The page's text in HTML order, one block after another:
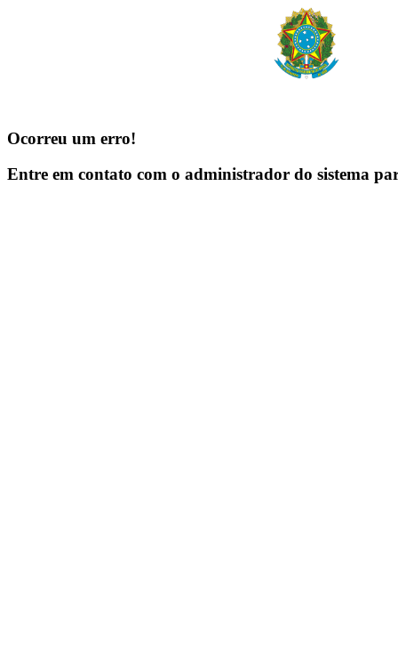
Ocorreu um erro!
Entre em contato com o administrador do sistema